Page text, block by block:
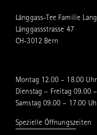
Länggass-Tee Familie
Länggassstrasse 47
CH-3012 Bern
Montag 12.00 – 18.00 Uhr
Dienstag – Freitag 09.00
Samstag 09.00 – 17.00
Spezielle Öffnungszeiten